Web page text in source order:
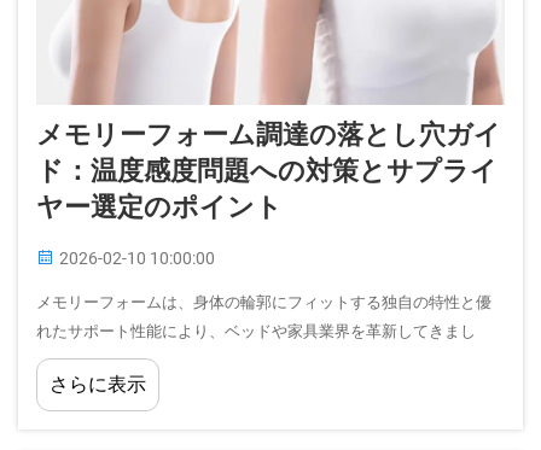
メモリーフォーム調達の落とし穴ガイ
ド：温度感度問題への対策とサプライ
ヤー選定のポイント
2026-02-10 10:00:00
メモリーフォームは、身体の輪郭にフィットする独自の特性と優
れたサポート性能により、ベッドや家具業界を革新してきまし
た。しかし、高品質なメモリーフォームを調達する際には、製品
品質やコスト、納期などに大きな影響を及ぼす数多くの課題が存
さらに表示